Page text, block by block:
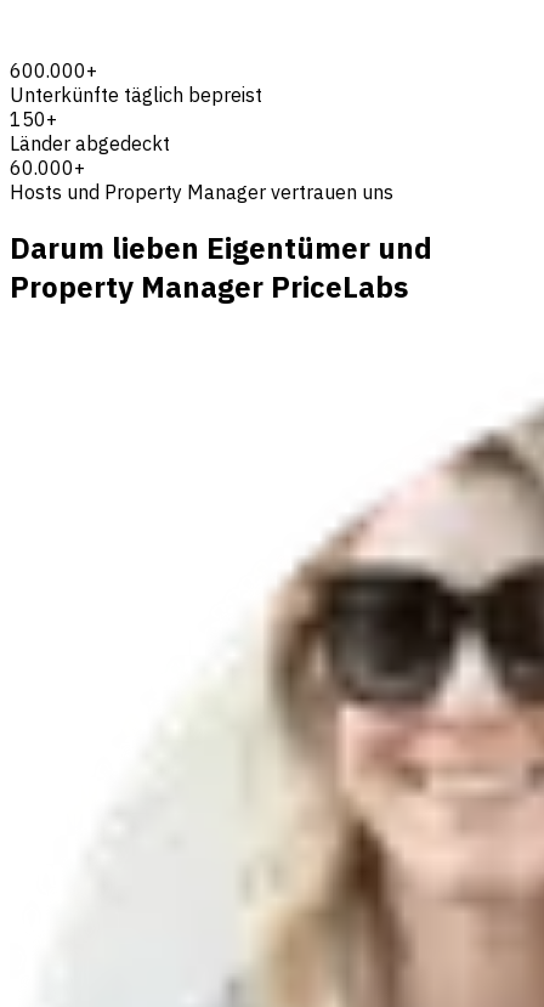
600.000+
Unterkünfte täglich bepreist
150+
Länder abgedeckt
60.000+
Hosts und Property Manager vertrauen uns
Darum lieben Eigentümer und
Property Manager PriceLabs